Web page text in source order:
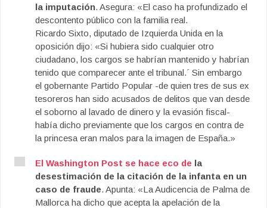
la imputación. Asegura: «El caso ha profundizado el
descontento público con la familia real.
Ricardo Sixto, diputado de Izquierda Unida en la
oposición dijo: «Si hubiera sido cualquier otro
ciudadano, los cargos se habrían mantenido y habrían
tenido que comparecer ante el tribunal.´ Sin embargo
el gobernante Partido Popular -de quien tres de sus ex
tesoreros han sido acusados de delitos que van desde
el soborno al lavado de dinero y la evasión fiscal-
había dicho previamente que los cargos en contra de
la princesa eran malos para la imagen de España.»
El Washington Post se hace eco de la
desestimación de la citación de la infanta en un
caso de fraude. Apunta: «La Audicencia de Palma de
Mallorca ha dicho que acepta la apelación de la